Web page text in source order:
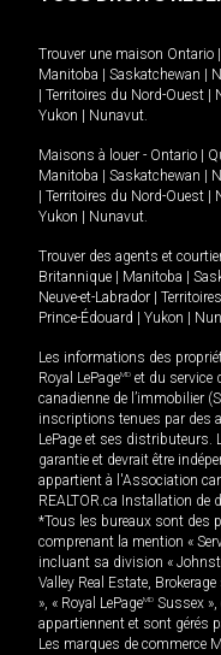
Trouver une maison Ontario
Manitoba
Saskatchewan
Territoires du Nord-Ouest
Yukon
Nunavut.
Maisons à louer - Ontario
Manitoba
Saskatchewan
Territoires du Nord-Ouest
Yukon
Nunavut.
Trouver des agents et
Britannique
Manitoba
Neuve-et-Labrador
Prince-Édouard
Yukon
Les informations des
Royal LePageMD et du service
canadienne de l’immobilier
inscriptions tenues par des
LePage et ses
garantie et devrait être
appartient à l'Association
REALTOR.ca Installation
*Tous les bureaux sont des
comprenant la mention «
incluant sa division «
Valley Real Estate, Brokerage
», « Royal LePageMD Sussex
appartiennent et sont gérés
Les marques de commerce